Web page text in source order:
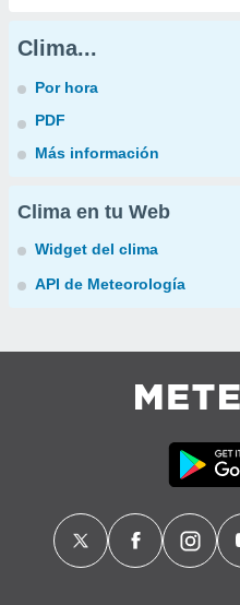
Clima...
Por hora
PDF
Más información
Clima en tu Web
Widget del clima
API de Meteorología